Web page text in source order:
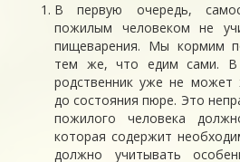
В первую очередь,
пожилым человеком не
пищеварения. Мы кормим
тем же, что едим сами. В
родственник уже не
до состояния пюре. Это
пожилого человека
которая содержит
должно учитывать